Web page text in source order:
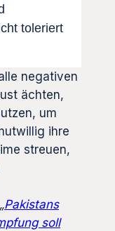
toleriert
negativen
ächten,
um
ihre
streuen,
Pakistans
soll